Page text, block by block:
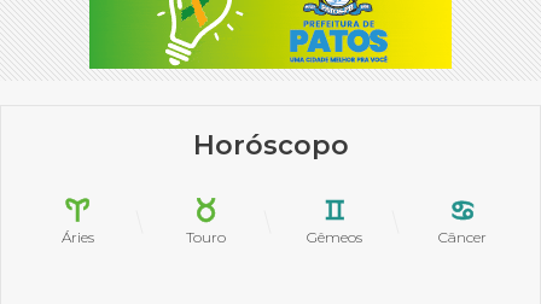
Horóscopo
Áries Touro Gêmeos Câncer